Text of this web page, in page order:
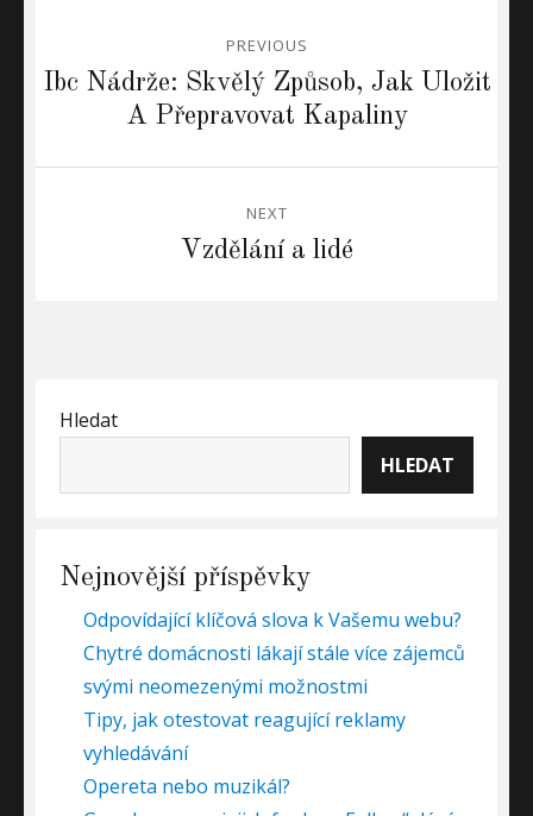
pro
příspěvek
PREVIOUS
Previous
Ibc Nádrže: Skvělý Způsob, Jak Uložit
A Přepravovat Kapaliny
NEXT
Vzdělání a lidé
Hledat
HLEDAT
Nejnovější příspěvky
Odpovídající klíčová slova k Vašemu webu?
Chytré domácnosti lákají stále více zájemců
svými neomezenými možnostmi
Tipy, jak otestovat reagující reklamy
vyhledávání
Opereta nebo muzikál?